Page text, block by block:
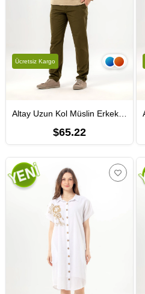
Altay Uzun Kol Müslin Erkek Tişört | Yazlık Erkek Tshirt Vizon Vzn
$65.22
Ücretsiz Kargo